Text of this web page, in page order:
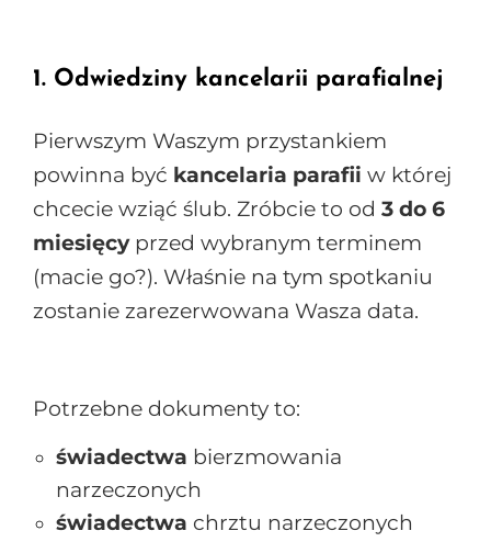
1. Odwiedziny kancelarii parafialnej
Pierwszym Waszym przystankiem
powinna być kancelaria parafii w której
chcecie wziąć ślub. Zróbcie to od 3 do 6
miesięcyprzed wybranym terminem
(macie go?). Właśnie na tym spotkaniu
zostanie zarezerwowana Wasza data.
Potrzebne dokumenty to:
świadectwa bierzmowania
narzeczonych
świadectwa chrztu narzeczonych